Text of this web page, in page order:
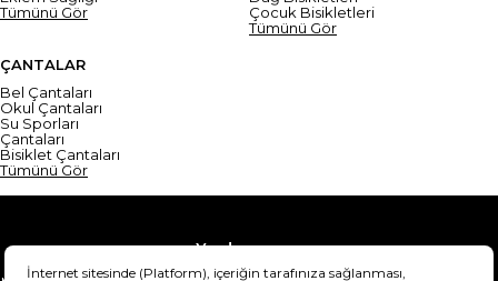
Tümünü Gör
Çocuk Bisikletleri
Tümünü Gör
ÇANTALAR
Bel Çantaları
Okul Çantaları
Su Sporları
Çantaları
Bisiklet Çantaları
Tümünü Gör
Yardım